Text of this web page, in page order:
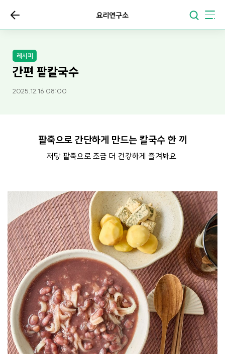
요리연구소
레시피
간편 팥칼국수
2025.12.16 08:00
팥죽으로 간단하게 만드는 칼국수 한 끼
저당 팥죽으로 조금 더 건강하게 즐겨봐요.